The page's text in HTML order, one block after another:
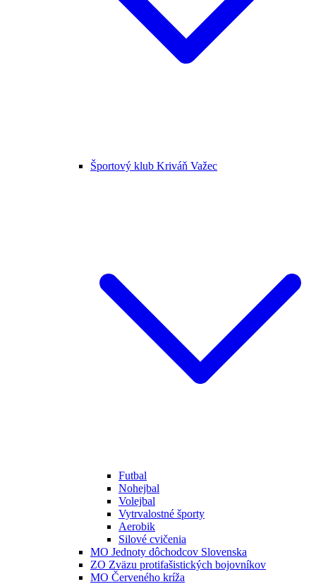
Športový klub Kriváň Važec
Futbal
Nohejbal
Volejbal
Vytrvalostné športy
Aerobik
Silové cvičenia
MO Jednoty dôchodcov Slovenska
ZO Zväzu protifašistických bojovníkov
MO Červeného kríža